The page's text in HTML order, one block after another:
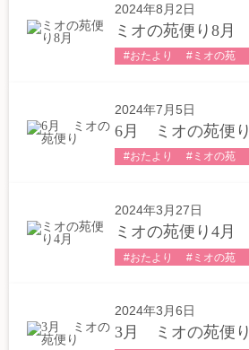
居宅介護・重度訪問介護・同行援護
会社情報
アクセス
「まごころ宣言」
2024年8月2日
ミオの苑便り8月
おたより ミオの苑
2024年7月5日
6月 ミオの苑便り
おたより ミオの苑
2024年3月27日
ミオの苑便り4月
おたより ミオの苑
2024年3月6日
3月 ミオの苑便り